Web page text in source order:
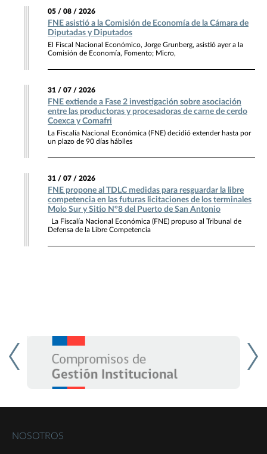
05 / 08 / 2026
FNE asistió a la Comisión de Economía de la Cámara de
Diputadas y Diputados
El Fiscal Nacional Económico, Jorge Grunberg, asistió ayer a la
Comisión de Economía, Fomento; Micro,
31 / 07 / 2026
FNE extiende a Fase 2 investigación sobre asociación
entre las productoras y procesadoras de carne de cerdo
Coexca y Comafri
La Fiscalía Nacional Económica (FNE) decidió extender hasta por
un plazo de 90 días hábiles
31 / 07 / 2026
FNE propone al TDLC medidas para resguardar la libre
competencia en las futuras licitaciones de los terminales
Molo Sur y Sitio N°8 del Puerto de San Antonio
La Fiscalía Nacional Económica (FNE) propuso al Tribunal de
Defensa de la Libre Competencia
NOSOTROS